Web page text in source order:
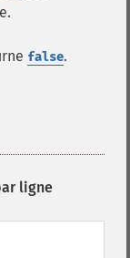
false.
ligne